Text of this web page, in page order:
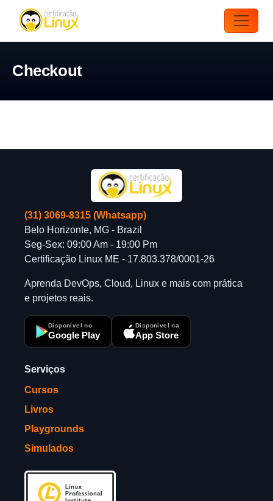
Checkout
(31) 3069-8315 (Whatsapp)
Belo Horizonte, MG - Brazil
Seg-Sex: 09:00 Am - 19:00 Pm
Certificação Linux ME - 17.803.378/0001-26
Aprenda DevOps, Cloud, Linux e mais com prática
e projetos reais.
Disponível no
Google Play
Disponível na
App Store
Serviços
Cursos
Livros
Playgrounds
Simulados